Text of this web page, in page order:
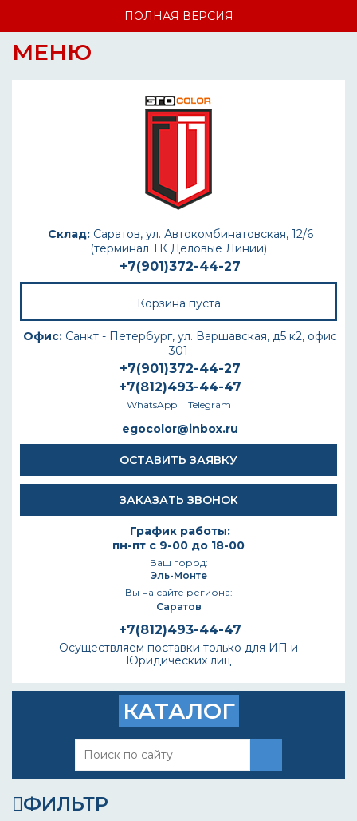
ПОЛНАЯ ВЕРСИЯ
МЕНЮ
Склад:Саратов, ул. Автокомбинатовская, 12/6
(терминал ТК Деловые Линии)
+7(901)372-44-27
Корзина пуста
Офис: Санкт - Петербург, ул. Варшавская, д5 к2, офис
301
+7(901)372-44-27
+7(812)493-44-47
WhatsApp Telegram
egocolor@inbox.ru
ОСТАВИТЬ ЗАЯВКУ
ЗАКАЗАТЬ ЗВОНОК
График работы:
пн-пт с 9-00 до 18-00
Ваш город:
Эль-Монте
Вы на сайте региона:
Саратов
+7(812)493-44-47
Осуществляем поставки только для ИП и
Юридических лиц
КАТАЛОГ
ФИЛЬТР